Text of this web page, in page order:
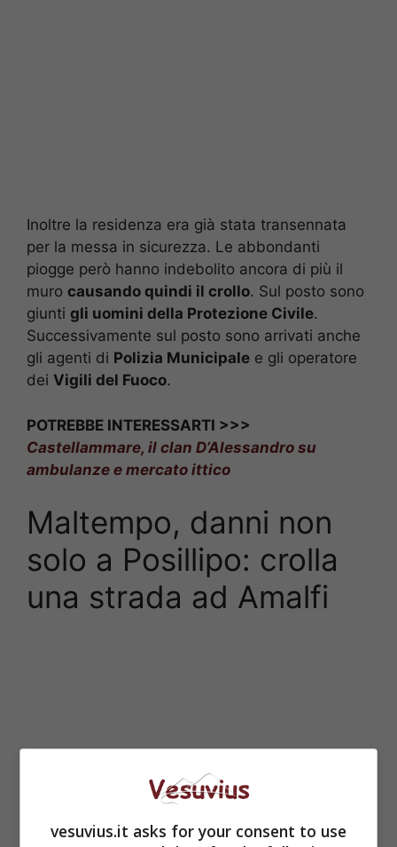
Inoltre la residenza era già stata transennata
per la messa in sicurezza. Le abbondanti
piogge però hanno indebolito ancora di più il
muro causando quindi il crollo. Sul posto sono
giunti gli uomini della Protezione Civile.
Successivamente sul posto sono arrivati anche
gli agenti di Polizia Municipale e gli operatore
dei Vigili del Fuoco.
POTREBBE INTERESSARTI >>>
Castellammare, il clan D’Alessandro su
ambulanze e mercato ittico
Maltempo, danni non
solo a Posillipo: crolla
una strada ad Amalfi
vesuvius.it asks for your consent to use